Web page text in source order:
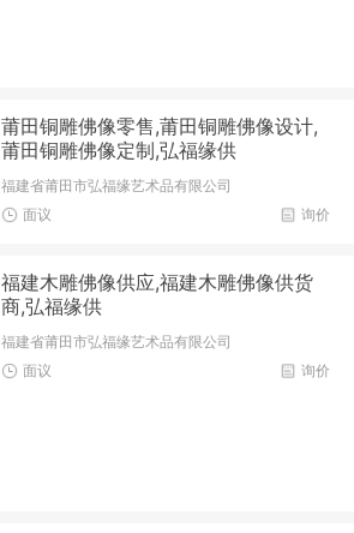
莆田铜雕佛像零售,莆田铜雕佛像设计,
莆田铜雕佛像定制,弘福缘供
福建省莆田市弘福缘艺术品有限公司
询价
面议
福建木雕佛像供应,福建木雕佛像供货
商,弘福缘供
福建省莆田市弘福缘艺术品有限公司
询价
面议